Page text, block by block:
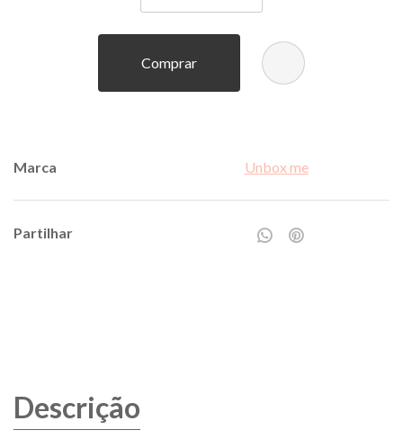
Comprar
Marca Unbox me
Partilhar
Descrição